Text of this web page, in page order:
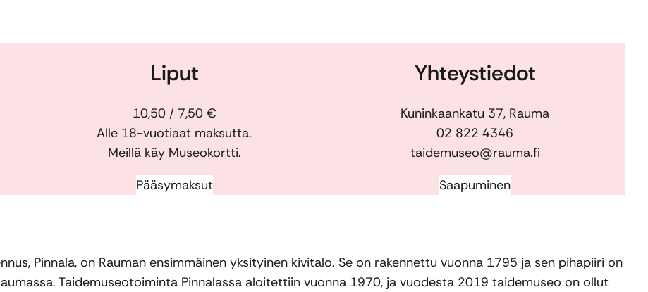
Liput
10,50 / 7,50 €
Alle 18-vuotiaat maksutta.
Meillä käy Museokortti.
Pääsymaksut
Yhteystiedot
Kuninkaankatu 37, Rauma
02 822 4346
taidemuseo@rauma.fi
Saapuminen
Pinnala, on Rauman ensimmäinen yksityinen kivitalo. Se on rakennettu vuonna 1795 ja sen pihapiiri on
Taidemuseotoiminta Pinnalassa aloitettiin vuonna 1970, ja vuodesta 2019 taidemuseo on ollut